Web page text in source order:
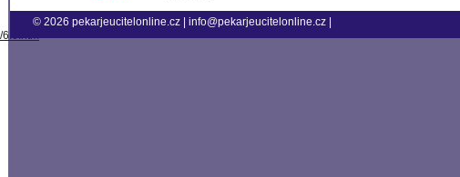
6.o.htm
© 2026 pekarjeucitelonline.cz info@pekarjeucitelonline.cz